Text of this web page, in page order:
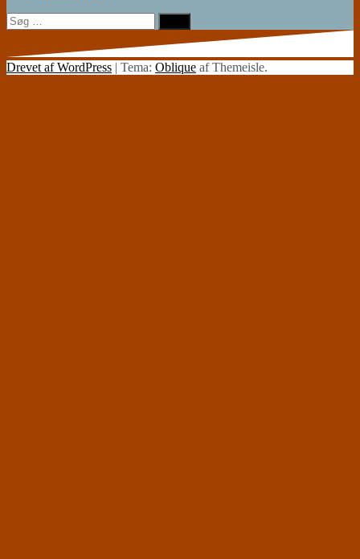
Søg
efter:
Drevet af WordPress | Tema: Oblique af Themeisle.